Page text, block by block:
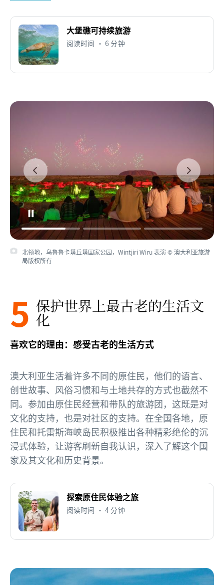
大堡礁可持续旅游
阅读时间 • 6 分钟
北领地，乌鲁鲁卡塔丘塔国家公园，Wintjiri Wiru 表演 © 澳大利亚旅游
局版权所有
5 保护世界上最古老的生活文
化
喜欢它的理由：感受古老的生活方式
澳大利亚生活着许多不同的原住民，他们的语言、
创世故事、风俗习惯和与土地共存的方式也截然不
同。参加由原住民经营和带队的旅游团，这既是对
文化的支持，也是对社区的支持。在全国各地，原
住民和托雷斯海峡岛民积极推出各种精彩绝伦的沉
浸式体验，让游客刷新自我认识，深入了解这个国
家及其文化和历史背景。
探索原住民体验之旅
阅读时间 • 4 分钟